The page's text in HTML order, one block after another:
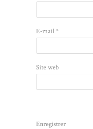
E-mail*
Site web
Enregistrer